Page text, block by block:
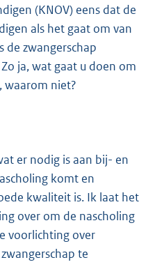
(KNOV) eens dat de
als het gaat om van
de zwangerschap
ja, wat gaat u doen om
waarom niet?
er nodig is aan bij- en
komt en
kwaliteit is. Ik laat het
over om de nascholing
voorlichting over
te